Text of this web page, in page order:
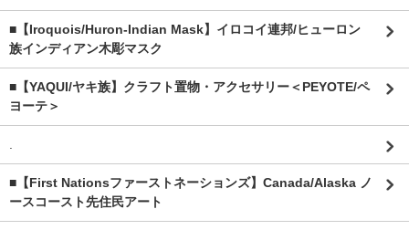
■【Iroquois/Huron-Indian Mask】イロコイ連邦/ヒューロン
族インディアン木彫マスク
■【YAQUI/ヤキ族】クラフト置物・アクセサリー＜PEYOTE/ペ
ヨーテ＞
.
■【First Nationsファーストネーションズ】Canada/Alaska ノ
ースコースト先住民アート